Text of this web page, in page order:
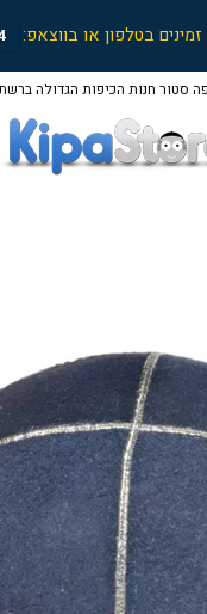
בטלפון או בווצאפ:
סטור חנות הכיפות הגדולה